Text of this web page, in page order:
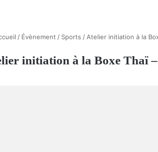
/ Évènement / Sports / Atelier initiation à la
initiation à la Boxe Thaï